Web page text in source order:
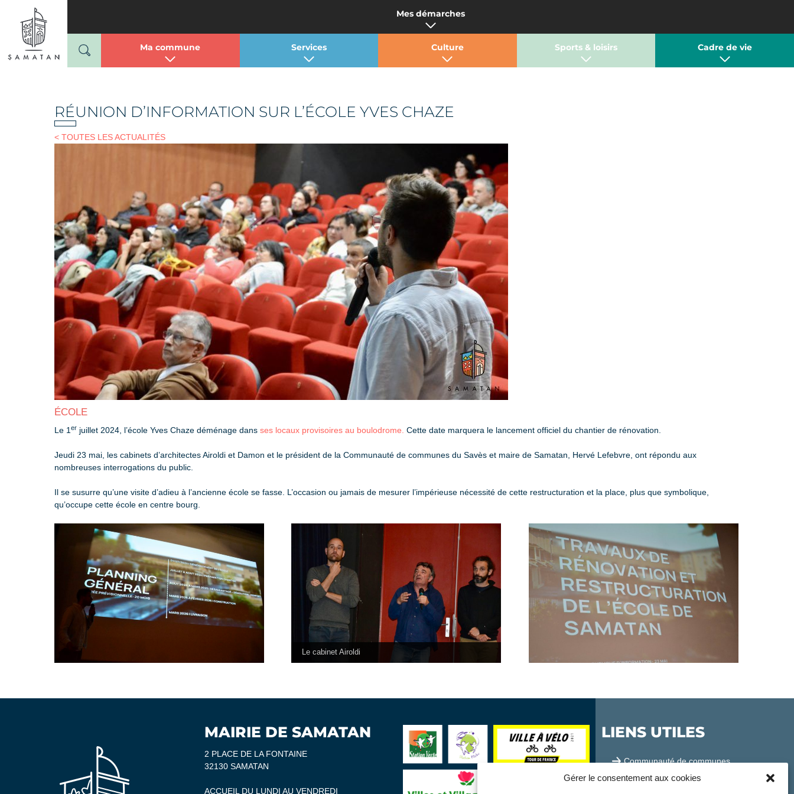
Gérer le consentement aux cookies
contenu
Mes démarches
Ma commune Services Culture Sports & loisirs Cadre de vie
RÉUNION D’INFORMATION SUR L’ÉCOLE YVES CHAZE
< TOUTES LES ACTUALITÉS
ÉCOLE
Le 1 er juillet 2024, l’école Yves Chaze déménage dans ses locaux provisoires au boulodrome. Cette date marquera le lancement officiel du chantier de rénovation.
Jeudi 23 mai, les cabinets d’architectes Airoldi et Damon et le président de la Communauté de communes du Savès et maire de Samatan, Hervé Lefebvre, ont répondu aux
nombreuses interrogations du public.
Il se susurre qu’une visite d’adieu à l’ancienne école se fasse. L’occasion ou jamais de mesurer l’impérieuse nécessité de cette restructuration et la place, plus que symbolique,
qu’occupe cette école en centre bourg.
Le cabinet Airoldi
MAIRIE DE SAMATAN
2 PLACE DE LA FONTAINE
32130 SAMATAN
ACCUEIL DU LUNDI AU VENDREDI
LIENS UTILES
Communauté de communes
Office de tourisme